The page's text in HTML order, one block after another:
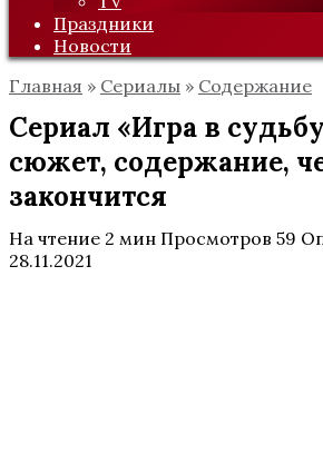
Праздники
Новости
Главная » Сериалы » Содержание
Сериал «Игра в
сюжет, содержание,
закончится
На чтение 2 мин Просмотров 59
28.11.2021